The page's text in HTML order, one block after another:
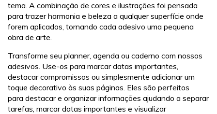
tema. A combinação de cores e ilustrações foi pensada
para trazer harmonia e beleza a qualquer superfície onde
forem aplicados, tornando cada adesivo uma pequena
obra de arte.
Transforme seu planner, agenda ou caderno com nossos
adesivos. Use-os para marcar datas importantes,
destacar compromissos ou simplesmente adicionar um
toque decorativo às suas páginas. Eles são perfeitos
para destacar e organizar informações ajudando a separar
tarefas, marcar datas importantes e visualizar